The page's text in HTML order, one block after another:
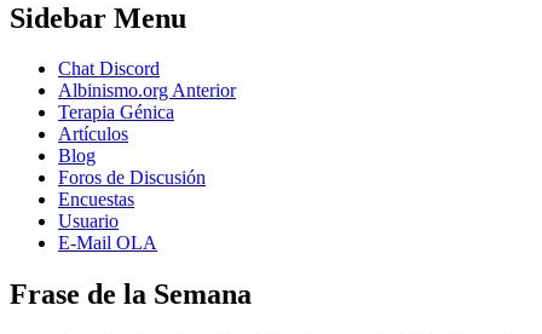
Sidebar Menu
Chat Discord
Albinismo.org Anterior
Terapia Génica
Artículos
Blog
Foros de Discusión
Encuestas
Usuario
E-Mail OLA
Frase de la Semana